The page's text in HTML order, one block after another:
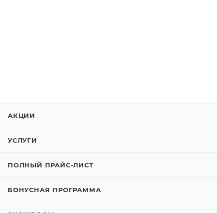
АКЦИИ
УСЛУГИ
ПОЛНЫЙ ПРАЙС-ЛИСТ
БОНУСНАЯ ПРОГРАММА